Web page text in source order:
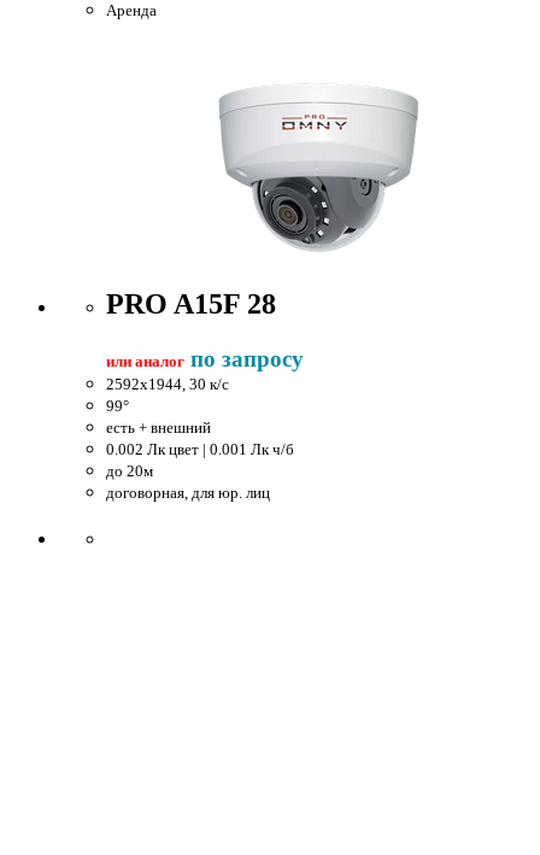
Аренда
PRO A15F 28
или аналог по запросу
2592x1944, 30 к/c
99°
есть + внешний
0.002 Лк цвет | 0.001 Лк ч/б
до 20м
договорная, для юр. лиц